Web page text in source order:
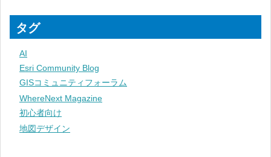
タグ
AI
Esri Community Blog
GISコミュニティフォーラム
WhereNext Magazine
初心者向け
地図デザイン